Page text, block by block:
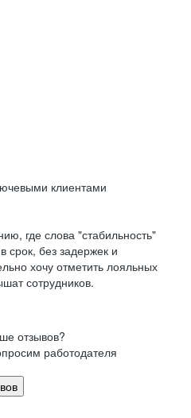
клиентами
где слова "стабильность"
срок, без задержек и
хочу отметить лояльных
сотрудников.
отзывов?
работодателя